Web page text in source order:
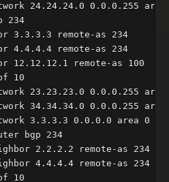
24.24.24.0 0.0.0.255 area
234
3.3.3.3 remote-as 234
4.4.4.4 remote-as 234
12.12.12.1 remote-as 100
10
23.23.23.0 0.0.0.255 area
34.34.34.0 0.0.0.255 area
3.3.3.3 0.0.0.0 area 0
bgp 234
2.2.2.2 remote-as 234
4.4.4.4 remote-as 234
10